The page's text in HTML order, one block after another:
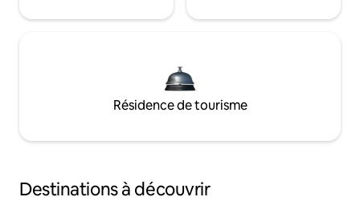
Résidence de tourisme
Destinations à découvrir